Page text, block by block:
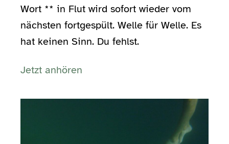
Wort ** in Flut wird sofort wieder vom
nächsten fortgespült. Welle für Welle. Es
hat keinen Sinn. Du fehlst.
Jetzt anhören